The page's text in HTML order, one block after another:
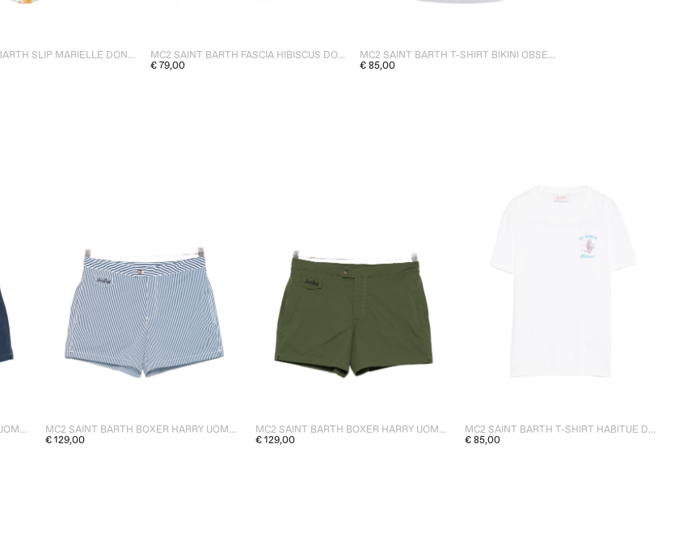
MC2 SAINT BARTH SLIP MARIELLE DONNA MULTICOLOR
MC2 SAINT BARTH FASCIA HIBISCUS DONNA MULTICOLOR
€ 79,00
MC2 SAINT BARTH T-SHIRT BIKINI OBSESSION DONNA BIANCO
€ 85,00
MC2 SAINT BARTH BOXER HARRY UOMO BLU
MC2 SAINT BARTH BOXER HARRY UOMO CELESTE
€ 129,00
MC2 SAINT BARTH BOXER HARRY UOMO VERDE
€ 129,00
MC2 SAINT BARTH T-SHIRT HABITUE DONNA BIANCO
€ 85,00